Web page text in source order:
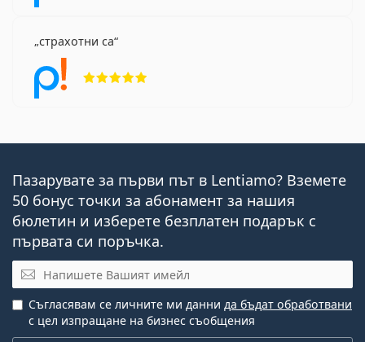
страхотни са
Пазарувате за първи път в Lentiamo? Вземете
50 бонус точки за абонамент за нашия
бюлетин и изберете безплатен подарък с
първата си поръчка.
Имейл
Съгласявам се личните ми данни да бъдат обработвани
с цел изпращане на бизнес съобщения